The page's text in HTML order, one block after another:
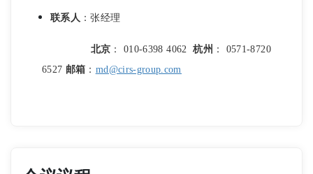
联系人 ：张经理
北京 ： 010-6398 4062杭州 ：
0571-8720
6527 邮箱 ： md@cirs-group.com